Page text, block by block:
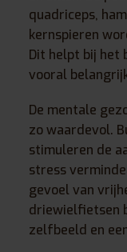
quadriceps,
kernspieren
Dit helpt bij het
vooral
De mentale
zo waardevol.
stimuleren de
stress
gevoel van
driewielfietsen
zelfbeeld en